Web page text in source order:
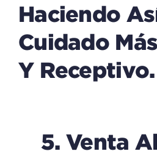
Haciendo
Cuidado
Y Receptivo.
5. Venta